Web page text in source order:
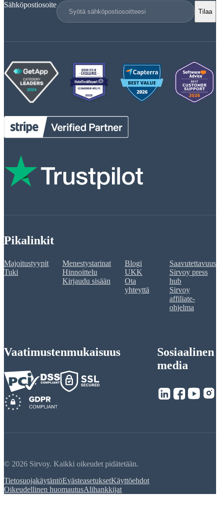
Sähköpostiosoite
Tilaa
Pikalinkit
Majoitustyypit
Tuki
Menestystarinat
Hinnoittelu
Kirjaudu sisään
Blogi
UKK
Ota
yhteyttä
Saavutettavuus
Sirvoy press
hub
Sirvoy
affiliate-
ohjelma
Vaatimustenmukaisuus
Sosiaalinen
media
© 2026 Sirvoy. Kaikki oikeudet pidätetään.
TietosuojakäytäntöEvästeasetuksetKäyttöehdot
Oikeudellinen huomautusAlihankkijat